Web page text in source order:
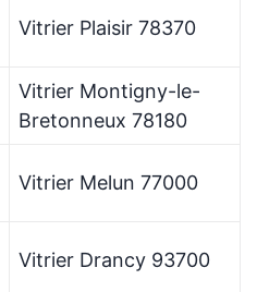
Vitrier Plaisir 78370
Vitrier Montigny-le-
Bretonneux 78180
Vitrier Melun 77000
Vitrier Drancy 93700